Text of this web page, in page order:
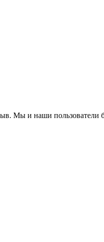
Мы и наши пользователи